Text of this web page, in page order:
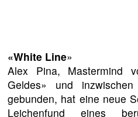
«White Line»
Alex Pina, Mastermind
Geldes» und
gebunden, hat eine neue
Leichenfund eines